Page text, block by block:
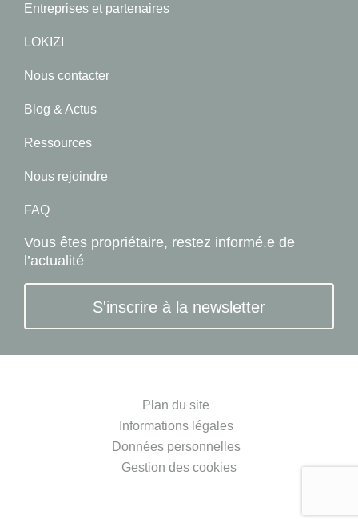
Entreprises et partenaires
LOKIZI
Nous contacter
Blog & Actus
Ressources
Nous rejoindre
FAQ
Vous êtes propriétaire, restez informé.e de
l’actualité
S'inscrire à la newsletter
Plan du site
Informations légales
Données personnelles
Gestion des cookies